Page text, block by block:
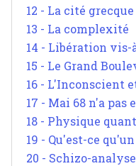
12 - La cité grecque
13 - La complexité
14 - Libération
15 - Le Grand
16 - L'Inconscient
17 - Mai 68 n'a pas
18 - Physique
19 - Qu'est-ce
20 - Schizo-